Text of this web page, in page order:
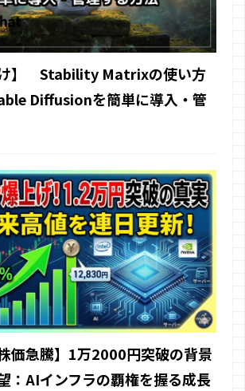
け】 Stability Matrixの使い方
Diffusionを簡単に導入・管
価急騰】1万2000円突破の背景
：AIインフラの覇権を握る成長